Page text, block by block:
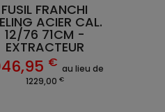
FUSIL FRANCHI
ACIER CAL.
12/76 71CM -
EXTRACTEUR
€ au lieu de
1229,00 €